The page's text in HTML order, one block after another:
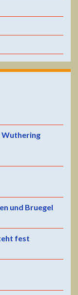
Wuthering
und Bruegel
fest